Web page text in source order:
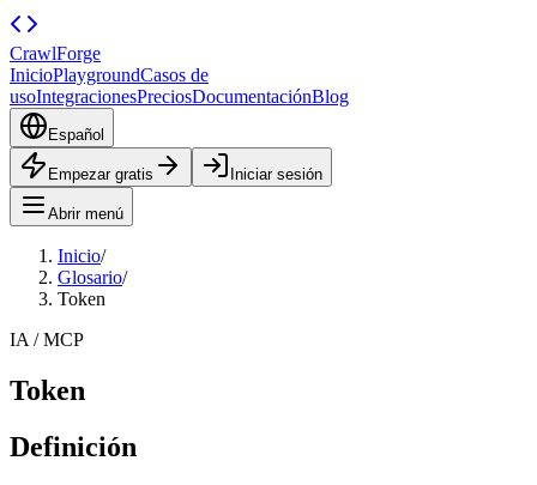
CrawlForge
InicioPlaygroundCasos de
usoIntegracionesPreciosDocumentaciónBlog
Español
Empezar gratis Iniciar sesión
Abrir menú
Inicio/
Glosario/
Token
IA / MCP
Token
Definición